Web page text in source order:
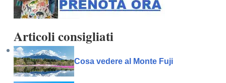
Articoli consigliati
Cosa vedere al Monte Fuji